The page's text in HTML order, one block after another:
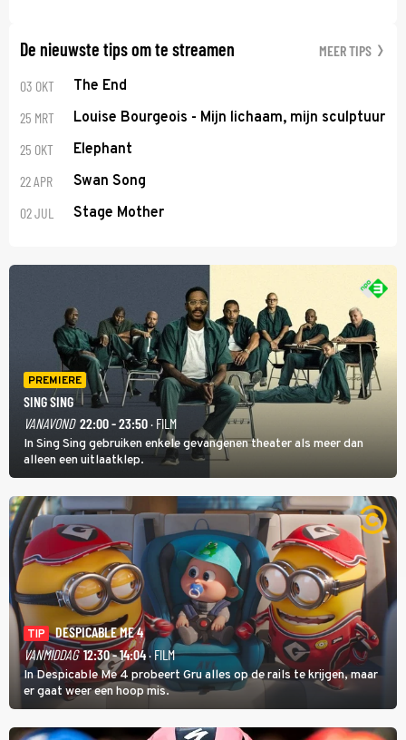
De nieuwste tips om te streamen MEER TIPS
03 OKT The End
25 MRT Louise Bourgeois - Mijn lichaam, mijn sculptuur
25 OKT Elephant
22 APR Swan Song
02 JUL Stage Mother
PREMIERE
SING SING
VANAVOND 22:00 - 23:50· FILM
In Sing Sing gebruiken enkele gevangenen theater als meer dan
alleen een uitlaatklep.
TIP
DESPICABLE ME 4
VANMIDDAG 12:30 - 14:04· FILM
In Despicable Me 4 probeert Gru alles op de rails te krijgen, maar
er gaat weer een hoop mis.